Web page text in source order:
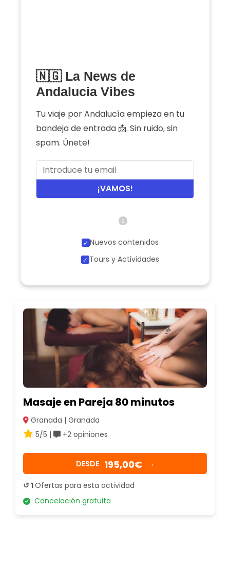
🇳🇬 La News de
Andalucia Vibes
Tu viaje por Andalucía empieza en tu
bandeja de entrada 📩. Sin ruido, sin
spam. Únete!
¡VAMOS!
Nuevos contenidos
Tours y Actividades
Masaje en Pareja 80 minutos
Granada | Granada
5/5 |
+2 opiniones
DESDE 195,00€ →
↺ 1Ofertas para esta actividad
Cancelación gratuita